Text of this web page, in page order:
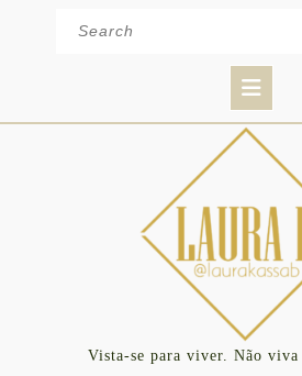
Vista-se para viver. Não viva